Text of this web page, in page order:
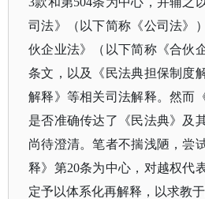
司法》（以下简称《公司法》
伙企业法》（以下简称《合伙
条文，以及《民法典担保制度
解释》等相关司法解释。然而
是否准确传达了《民法典》及
尚待澄清。笔者不揣浅陋，尝
释》第20条为中心，对越权代
定予以体系化再解释，以求教于